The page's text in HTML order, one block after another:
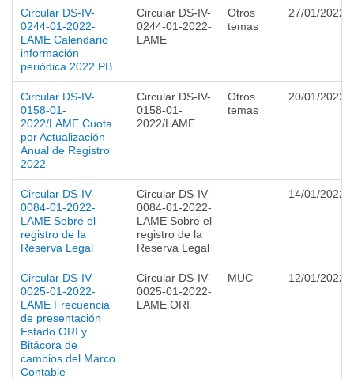
Circular DS-IV-
0244-01-2022-
LAME Calendario
información
periódica 2022 PB
Circular DS-IV-
0244-01-2022-
LAME
Otros
temas
27/01/2022
Circular DS-IV-
0158-01-
2022/LAME Cuota
por Actualización
Anual de Registro
2022
Circular DS-IV-
0158-01-
2022/LAME
Otros
temas
20/01/2022
Circular DS-IV-
0084-01-2022-
LAME Sobre el
registro de la
Reserva Legal
Circular DS-IV-
0084-01-2022-
LAME Sobre el
registro de la
Reserva Legal
14/01/2022
Circular DS-IV-
0025-01-2022-
LAME Frecuencia
de presentación
Estado ORI y
Bitácora de
cambios del Marco
Contable
Circular DS-IV-
0025-01-2022-
LAME ORI
MUC 12/01/2022